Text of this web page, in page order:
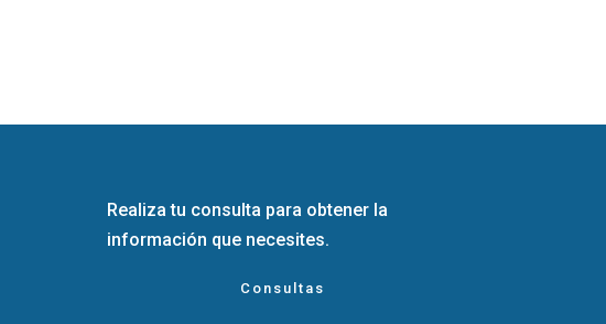
Realiza tu consulta para obtener la
información que necesites.
Consultas